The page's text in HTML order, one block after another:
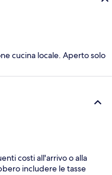
cucina locale. Aperto solo
costi all'arrivo o alla
includere le tasse